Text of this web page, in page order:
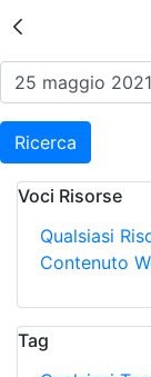
Ricerca
Voci Risorse
Qualsiasi
Contenuto
Tag